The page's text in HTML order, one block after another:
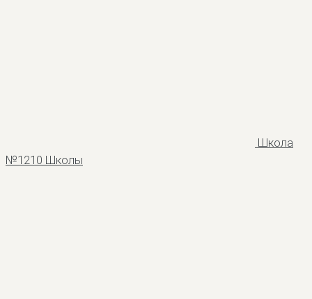
Школа
№1210 Школы